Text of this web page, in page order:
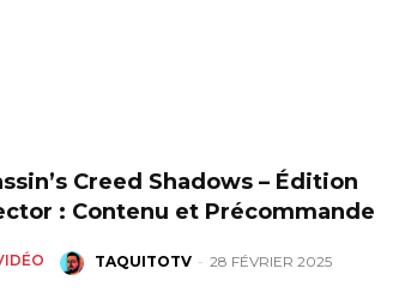
Creed Shadows – Édition
: Contenu et Précommande
TAQUITOTV - 28 FÉVRIER 2025